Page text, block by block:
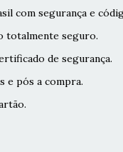
com segurança e
totalmente seguro.
de segurança.
e pós a compra.